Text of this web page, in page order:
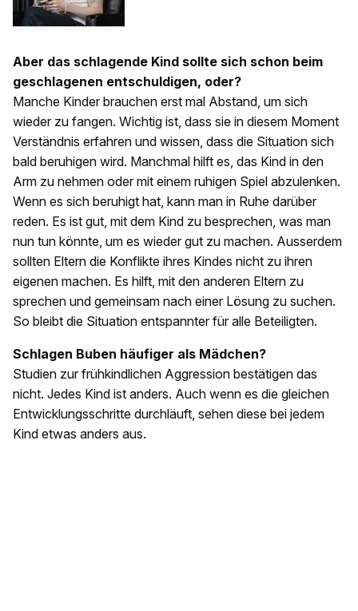
Aber das schlagende Kind sollte sich schon beim
geschlagenen entschuldigen, oder?
Manche Kinder brauchen erst mal Abstand, um sich
wieder zu fangen. Wichtig ist, dass sie in diesem Moment
Verständnis erfahren und wissen, dass die Situation sich
bald beruhigen wird. Manchmal hilft es, das Kind in den
Arm zu nehmen oder mit einem ruhigen Spiel abzulenken.
Wenn es sich beruhigt hat, kann man in Ruhe darüber
reden. Es ist gut, mit dem Kind zu besprechen, was man
nun tun könnte, um es wieder gut zu machen. Ausserdem
sollten Eltern die Konflikte ihres Kindes nicht zu ihren
eigenen machen. Es hilft, mit den anderen Eltern zu
sprechen und gemeinsam nach einer Lösung zu suchen.
So bleibt die Situation entspannter für alle Beteiligten.
Schlagen Buben häufiger als Mädchen?
Studien zur frühkindlichen Aggression bestätigen das
nicht. Jedes Kind ist anders. Auch wenn es die gleichen
Entwicklungsschritte durchläuft, sehen diese bei jedem
Kind etwas anders aus.